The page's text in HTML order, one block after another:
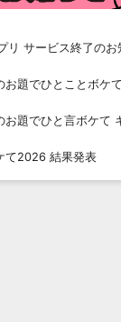
リ サービス終了のお
お題でひとことボケ
お題でひと言ボケて
て2026 結果発表